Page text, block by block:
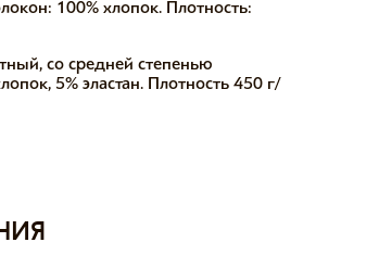
100% хлопок. Плотность:
со средней степенью
5% эластан. Плотность 450 г/